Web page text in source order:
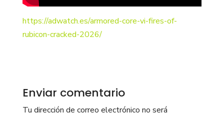
https://adwatch.es/armored-core-vi-fires-of-
rubicon-cracked-2026/
Enviar comentario
Tu dirección de correo electrónico no será